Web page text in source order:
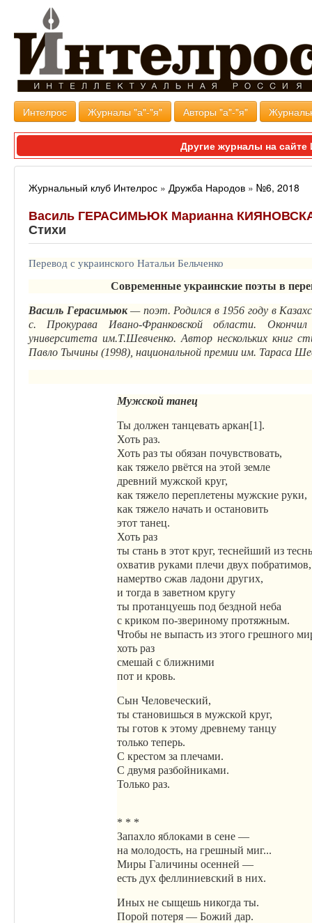
Интелрос Журналы "а"-"я" Авторы "а"-"я"
Другие журналы на
Журнальный клуб Интелрос » Дружба Народов » №6, 2018
Василь ГЕРАСИМЬЮК Марианна
Стихи
Перевод с украинского Натальи Бельченко
Современные украинские поэты в
Василь Герасимьюк— поэт. Родился в 1956 году в
с. Прокурава Ивано-Франковской области. Окончил
университета им.Т.Шевченко. Автор нескольких книг
Павло Тычины (1998), национальной премии им. Тараса
Мужской танец
Ты должен танцевать аркан[1].
Хоть раз.
Хоть раз ты обязан почувствовать,
как тяжело рвётся на этой земле
древний мужской круг,
как тяжело переплетены мужские руки,
как тяжело начать и остановить
этот танец.
Хоть раз
ты стань в этот круг, теснейший из
охватив руками плечи двух побратимов,
намертво сжав ладони других,
и тогда в заветном кругу
ты протанцуешь под бездной неба
с криком по-звериному протяжным.
Чтобы не выпасть из этого грешного
хоть раз
смешай с ближними
пот и кровь.
Сын Человеческий,
ты становишься в мужской круг,
ты готов к этому древнему танцу
только теперь.
С крестом за плечами.
С двумя разбойниками.
Только раз.
* * *
Запахло яблоками в сене —
на молодость, на грешный миг...
Миры Галичины осенней —
есть дух феллиниевский в них.
Иных не сыщешь никогда ты.
Порой потеря — Божий дар.